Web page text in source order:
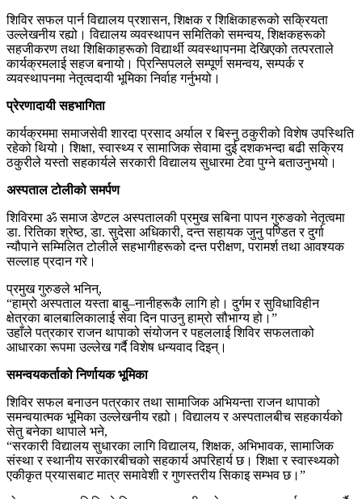
शिविर सफल पार्न विद्यालय प्रशासन, शिक्षक र शिक्षिकाहरूको सक्रियता
उल्लेखनीय रह्यो। विद्यालय व्यवस्थापन समितिको समन्वय, शिक्षकहरूको
सहजीकरण तथा शिक्षिकाहरूको विद्यार्थी व्यवस्थापनमा देखिएको तत्परताले
कार्यक्रमलाई सहज बनायो। प्रिन्सिपलले सम्पूर्ण समन्वय, सम्पर्क र
व्यवस्थापनमा नेतृत्वदायी भूमिका निर्वाह गर्नुभयो।
प्रेरणादायी सहभागिता
कार्यक्रममा समाजसेवी शारदा प्रसाद अर्याल र बिस्नु ठकुरीको विशेष उपस्थिति
रहेको थियो। शिक्षा, स्वास्थ्य र सामाजिक सेवामा दुई दशकभन्दा बढी सक्रिय
ठकुरीले यस्तो सहकार्यले सरकारी विद्यालय सुधारमा टेवा पुग्ने बताउनुभयो।
अस्पताल टोलीको समर्पण
शिविरमा ॐ समाज डेण्टल अस्पतालकी प्रमुख सबिना पापन गुरुङको नेतृत्वमा
डा. रितिका श्रेष्ठ, डा. सुदेसा अधिकारी, दन्त सहायक जुनु पण्डित र दुर्गा
न्यौपाने सम्मिलित टोलीले सहभागीहरूको दन्त परीक्षण, परामर्श तथा आवश्यक
सल्लाह प्रदान गरे।
प्रमुख गुरुङले भनिन्,
“हाम्रो अस्पताल यस्ता बाबु–नानीहरूकै लागि हो। दुर्गम र सुविधाविहीन
क्षेत्रका बालबालिकालाई सेवा दिन पाउनु हाम्रो सौभाग्य हो।”
उहाँले पत्रकार राजन थापाको संयोजन र पहललाई शिविर सफलताको
आधारका रूपमा उल्लेख गर्दै विशेष धन्यवाद दिइन्।
समन्वयकर्ताको निर्णायक भूमिका
शिविर सफल बनाउन पत्रकार तथा सामाजिक अभियन्ता राजन थापाको
समन्वयात्मक भूमिका उल्लेखनीय रह्यो। विद्यालय र अस्पतालबीच सहकार्यको
सेतु बनेका थापाले भने,
“सरकारी विद्यालय सुधारका लागि विद्यालय, शिक्षक, अभिभावक, सामाजिक
संस्था र स्थानीय सरकारबीचको सहकार्य अपरिहार्य छ। शिक्षा र स्वास्थ्यको
एकीकृत प्रयासबाट मात्र समावेशी र गुणस्तरीय सिकाइ सम्भव छ।”